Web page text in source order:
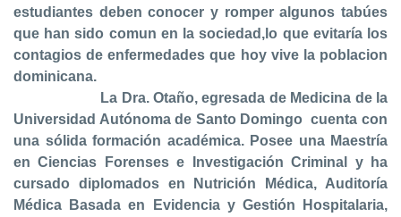
estudiantes deben conocer y romper algunos tabúes
que han sido comun en la sociedad,lo que evitaría los
contagios de enfermedades que hoy vive la poblacion
dominicana.
La Dra. Otaño, egresada de Medicina de la
Universidad Autónoma de Santo Domingo cuenta con
una sólida formación académica. Posee una Maestría
en Ciencias Forenses e Investigación Criminal y ha
cursado diplomados en Nutrición Médica, Auditoría
Médica Basada en Evidencia y Gestión Hospitalaria,